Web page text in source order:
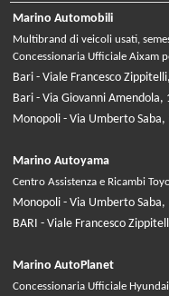
Marino Automobili
Multibrand di veicoli usati,
Concessionaria Ufficiale Aixam
Bari - Viale Francesco
Bari - Via Giovanni Amendola,
Monopoli - Via Umberto Saba,
Marino Autoyama
Centro Assistenza e Ricambi
Monopoli - Via Umberto Saba,
BARI - Viale Francesco
Marino AutoPlanet
Concessionaria Ufficiale